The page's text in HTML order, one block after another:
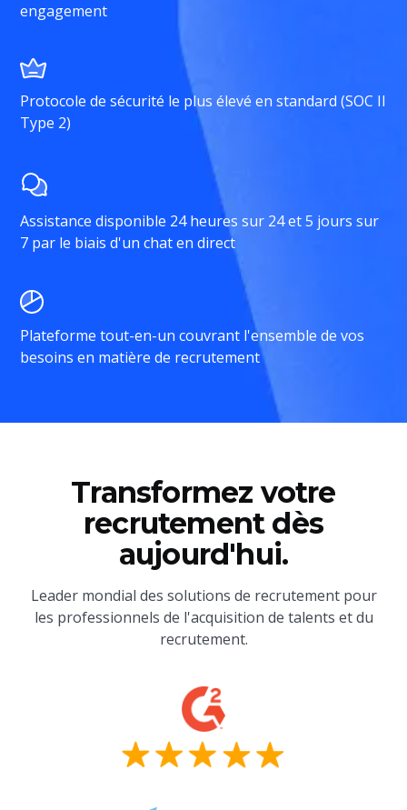
engagement
Protocole de sécurité le plus élevé en standard (SOC II
Type 2)
Assistance disponible 24 heures sur 24 et 5 jours sur
7 par le biais d'un chat en direct
Plateforme tout-en-un couvrant l'ensemble de vos
besoins en matière de recrutement
Transformez votre
recrutement dès
aujourd'hui.
Leader mondial des solutions de recrutement pour
les professionnels de l'acquisition de talents et du
recrutement.